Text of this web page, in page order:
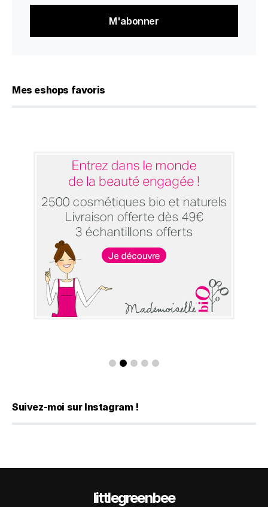
mail
Mes eshops favoris
Suivez-moi sur Instagram !
littlegreenbee